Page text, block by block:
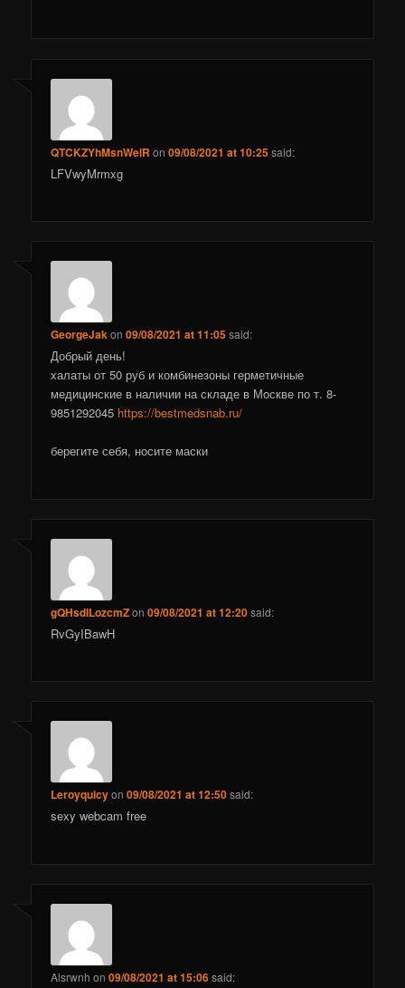
QTCKZYhMsnWelR on09/08/2021 at 10:25said:
LFVwyMrmxg
GeorgeJakon09/08/2021 at 11:05said:
Добрый день!
халаты от 50 руб и комбинезоны герметичные
медицинские в наличии на складе в Москве по т. 8-
9851292045 https://bestmedsnab.ru/
берегите себя, носите маски
gQHsdILozcmZon09/08/2021 at 12:20said:
RvGyIBawH
Leroyquicyon09/08/2021 at 12:50said:
sexy webcam free
Alsrwnh on09/08/2021 at 15:06said: